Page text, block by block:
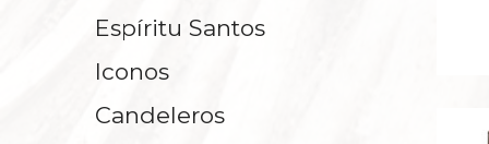
Espíritu Santos
Iconos
Candeleros